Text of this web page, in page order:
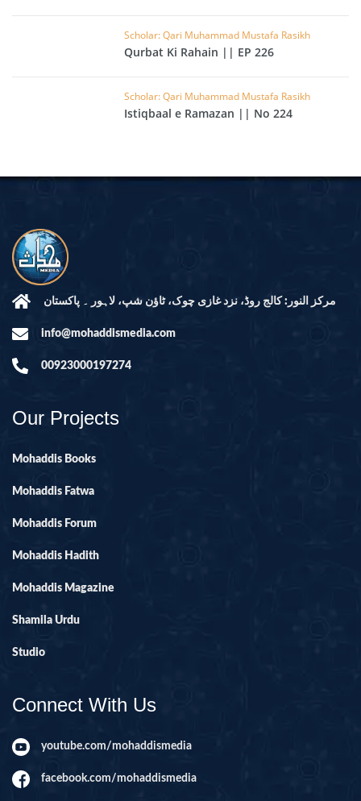
Scholar: Qari Muhammad Mustafa Rasikh
Qurbat Ki Rahain || EP 226
Scholar: Qari Muhammad Mustafa Rasikh
Istiqbaal e Ramazan || No 224
مرکز النور: کالج روڈ، نزد غازی چوک، ٹاؤن شپ، لاہور ۔ پاکستان
info@mohaddismedia.com
00923000197274
Our Projects
Mohaddis Books
Mohaddis Fatwa
Mohaddis Forum
Mohaddis Hadith
Mohaddis Magazine
Shamila Urdu
Studio
Connect With Us
youtube.com/mohaddismedia
facebook.com/mohaddismedia